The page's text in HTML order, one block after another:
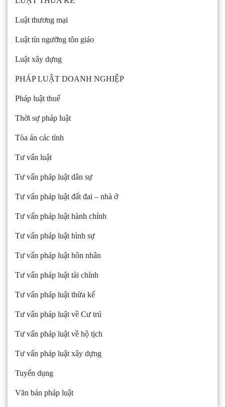
Luật thương mại
Luật tín ngưỡng tôn giáo
Luật xây dựng
PHÁP LUẬT DOANH NGHIỆP
Pháp luật thuế
Thời sự pháp luật
Tòa án các tỉnh
Tư vấn luật
Tư vấn pháp luật dân sự
Tư vấn pháp luật đất đai – nhà ở
Tư vấn pháp luật hành chính
Tư vấn pháp luật hình sự
Tư vấn pháp luật hôn nhân
Tư vấn pháp luật tài chính
Tư vấn pháp luật thừa kế
Tư vấn pháp luật về Cư trú
Tư vấn pháp luật về hộ tịch
Tư vấn pháp luật xây dựng
Tuyển dụng
Văn bản pháp luật